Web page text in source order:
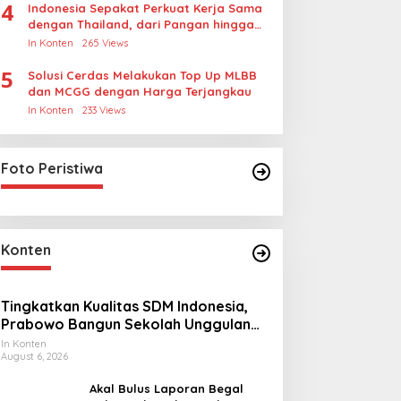
4
Indonesia Sepakat Perkuat Kerja Sama
dengan Thailand, dari Pangan hingga
Ekonomi Digital
In Konten 265 Views
5
Solusi Cerdas Melakukan Top Up MLBB
dan MCGG dengan Harga Terjangkau
In Konten 233 Views
Foto Peristiwa
Konten
Tingkatkan Kualitas SDM Indonesia,
Prabowo Bangun Sekolah Unggulan
hingga Undang Universitas Terbaik
Dunia
In Konten
August 6, 2026
Akal Bulus Laporan Begal